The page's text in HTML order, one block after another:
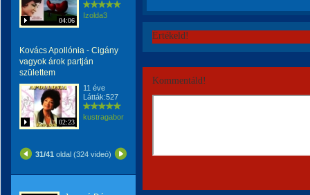
04:06
Izolda3
Kovács Apollónia - Cigány
vagyok árok partján
születtem
02:23
11 éve
Látták:527
kustragabor
31/41 oldal (324 videó)
Értékeld!
Kommentáld!